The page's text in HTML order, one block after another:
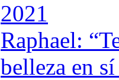
2021
Raphael:
belleza en